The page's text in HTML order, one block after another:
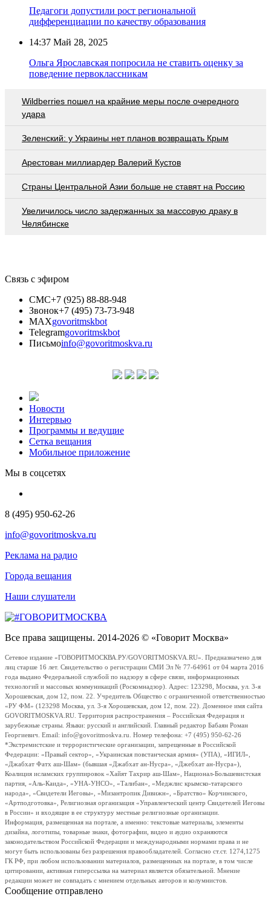
Педагоги допустили рост региональной
дифференциации по качеству образования
14:37 Май 28, 2025
Ольга Ярославская попросила не ставить оценку за
поведение первоклассникам
Wildberries пошел на крайние меры после очередного
удара
Зеленский: у Украины нет планов возвращать Крым
Арестован миллиардер Валерий Кустов
Страны Центральной Азии больше не ставят на Россию
Увеличилось число задержанных за массовую драку в
Челябинске
Связь с эфиром
СМС+7 (925) 88-88-948
Звонок+7 (495) 73-73-948
MAXgovoritmskbot
Telegramgovoritmskbot
Письмоinfo@govoritmoskva.ru
Новости
Интервью
Программы и ведущие
Сетка вещания
Мобильное приложение
Мы в соцсетях
8 (495) 950-62-26
info@govoritmoskva.ru
Реклама на радио
Города вещания
Наши слушатели
Все права защищены. 2014-2026 © «Говорит Москва»
Сетевое издание «ГОВОРИТМОСКВА.РУ/GOVORITMOSKVA.RU». Предназначено для
лиц старше 16 лет. Свидетельство о регистрации СМИ Эл № 77-64961 от 04 марта 2016
года выдано Федеральной службой по надзору в сфере связи, информационных
технологий и массовых коммуникаций (Роскомнадзор). Адрес: 123298, Москва, ул. 3-я
Хорошевская, дом 12, пом. 22. Учредитель Общество с ограниченной ответственностью
«РУ ФМ» (123298 Москва, ул. 3-я Хорошевская, дом 12, пом. 22). Доменное имя сайта
GOVORITMOSKVA.RU. Территория распространения – Российская Федерация и
зарубежные страны. Языки: русский и английский. Главный редактор Бабаян Роман
Георгиевич. Email: info@govoritmoskva.ru. Номер телефона: +7 (495) 950-62-26
*Экстремистские и террористические организации, запрещенные в Российской
Федерации: «Правый сектор», «Украинская повстанческая армия» (УПА), «ИГИЛ»,
«Джабхат Фатх аш-Шам» (бывшая «Джабхат ан-Нусра», «Джебхат ан-Нусра»),
Коалиция исламских группировок «Хайят Тахрир аш-Шам», Национал-Большевистская
партия, «Аль-Каида», «УНА-УНСО», «Талибан», «Меджлис крымско-татарского
народа», «Свидетели Иеговы», «Мизантропик Дивижн», «Братство» Корчинского,
«Артподготовка», Религиозная организация «Управленческий центр Свидетелей Иеговы
в России» и входящие в ее структуру местные религиозные организации.
Информация, размещенная на портале, а именно: текстовые материалы, элементы
дизайна, логотипы, товарные знаки, фотографии, видео и аудио охраняются
законодательством Российской Федерации и международными нормами права и не
могут быть использованы без разрешения правообладателей. Согласно ст.ст. 1274,1275
ГК РФ, при любом использовании материалов, размещенных на портале, в том числе
цитировании, активная гиперссылка на материал является обязательной. Мнение
редакции может не совпадать с мнением отдельных авторов и колумнистов.
Сообщение отправлено